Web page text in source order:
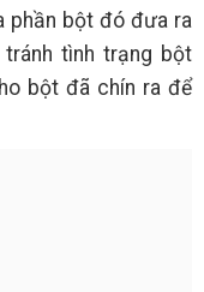
phần bột đó đưa ra
tình trạng bột
bột đã chín ra để